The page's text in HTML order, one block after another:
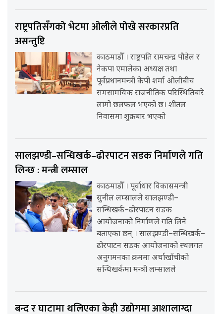
राष्ट्रपतिसँगको भेटमा ओलीले पोखे सरकारप्रति
असन्तुष्टि
काठमाडौँ । राष्ट्रपति रामचन्द्र पौडेल र
नेकपा एमालेका अध्यक्ष तथा
पूर्वप्रधानमन्त्री केपी शर्मा ओलीबीच
समसामयिक राजनीतिक परिस्थितिबारे
लामो छलफल भएको छ। शीतल
निवासमा शुक्रबार भएको
सालझण्डी–सन्धिखर्क–ढोरपाटन सडक निर्माणले गति
लिन्छ : मन्त्री लम्साल
काठमाडौँ । पूर्वाधार विकासमन्त्री
सुनील लम्सालले सालझण्डी–
सन्धिखर्क–ढोरपाटन सडक
आयोजनाको निर्माणले गति लिने
बताएका छन् । सालझण्डी–सन्धिखर्क–
ढोरपाटन सडक आयोजनाको स्थलगत
अनुगमनका क्रममा अर्घाखाँचीको
सन्धिखर्कमा मन्त्री लम्सालले
बन्द र घाटामा थलिएका केही उद्योगमा आशालाग्दा